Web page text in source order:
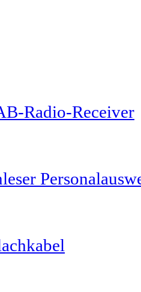
Radio-Receiver